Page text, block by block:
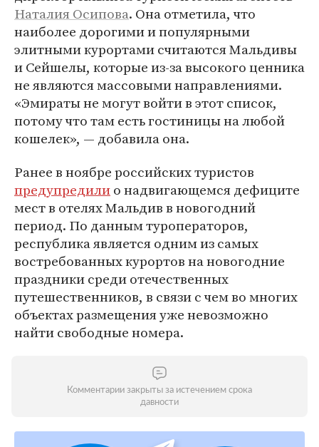
Наталия Осипова. Она отметила, что
наиболее дорогими и популярными
элитными курортами считаются Мальдивы
и Сейшелы, которые из-за высокого ценника
не являются массовыми направлениями.
«Эмираты не могут войти в этот список,
потому что там есть гостиницы на любой
кошелек», — добавила она.
Ранее в ноябре российских туристов
предупредилио надвигающемся дефиците
мест в отелях Мальдив в новогодний
период. По данным туроператоров,
республика является одним из самых
востребованных курортов на новогодние
праздники среди отечественных
путешественников, в связи с чем во многих
объектах размещения уже невозможно
найти свободные номера.
Комментарии закрыты за истечением срока
давности